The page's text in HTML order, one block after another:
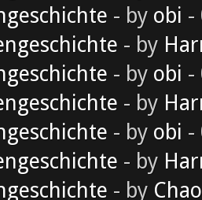
- by obi -
- by
- by obi -
- by
- by obi -
- by
- by